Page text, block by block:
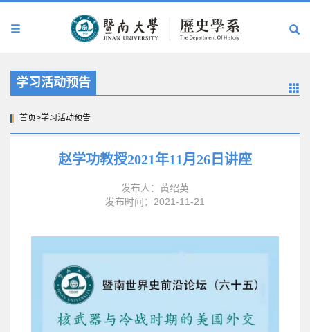
学习活动预告
首页>学习活动预告
赵学功教授2021年11月26日讲座
发布人：黄绍英
发布时间：2021-11-21